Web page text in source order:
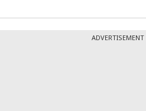
ADVERTISEMENT